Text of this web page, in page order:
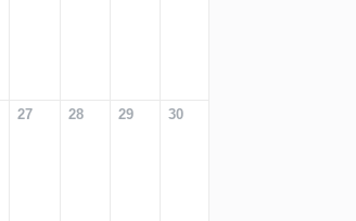
27 28 29 30